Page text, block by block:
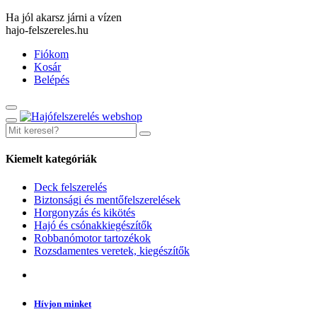
Ha jól akarsz járni a vízen
hajo-felszereles.hu
Fiókom
Kosár
Belépés
Kiemelt kategóriák
Deck felszerelés
Biztonsági és mentőfelszerelések
Horgonyzás és kikötés
Hajó és csónakkiegészítők
Robbanómotor tartozékok
Rozsdamentes veretek, kiegészítők
Hívjon minket